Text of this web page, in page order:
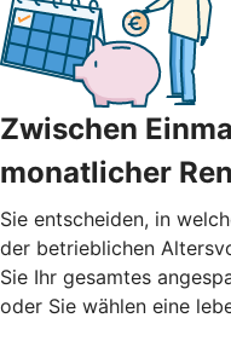
Zwischen
monatlicher
Sie entscheiden, in
der betrieblichen
Sie Ihr gesamtes
oder Sie wählen eine